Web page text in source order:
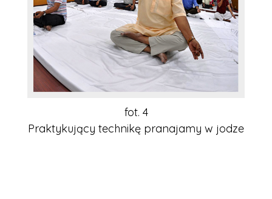
fot. 4
Praktykujący technikę pranajamy w jodze